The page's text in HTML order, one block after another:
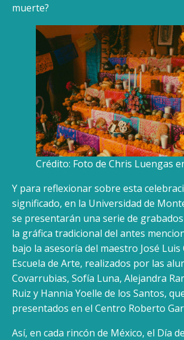
muerte?
Crédito: Foto de Chris Luengas
Y para reflexionar sobre esta
significado, en la Universidad de
se presentarán una serie de
la gráfica tradicional del antes
bajo la asesoría del maestro José Luis
Escuela de Arte, realizados por las
Covarrubias, Sofía Luna, Alejandra
Ruiz y Hannia Yoelle de los Santos,
presentados en el Centro Roberto
Así, en cada rincón de México, el Día